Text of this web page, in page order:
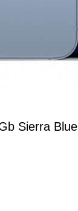
Sierra Blue